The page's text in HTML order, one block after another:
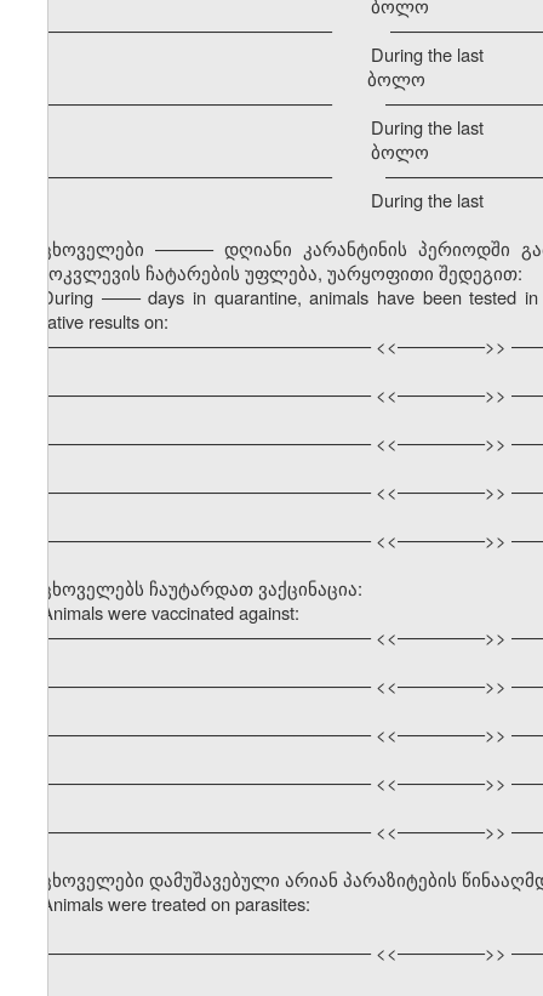
ბოლო
––––––––––––––––––––––––––––––
During the last
ბოლო
––––––––––––––––––––––––––––––
During the last
ბოლო
––––––––––––––––––––––––––––––
During the last
ცხოველები –––––– დღიანი კარანტინის პერიოდში
გამოკვლევის ჩატარების უფლება, უარყოფითი შედეგით:
During ––––days in quarantine, animals have been tested
negative results on:
–––––––––––––––––––––––––––––––––– <<–––––––––>>
–––––––––––––––––––––––––––––––––– <<–––––––––>>
–––––––––––––––––––––––––––––––––– <<–––––––––>>
–––––––––––––––––––––––––––––––––– <<–––––––––>>
–––––––––––––––––––––––––––––––––– <<–––––––––>>
ცხოველებს ჩაუტარდათ ვაქცინაცია:
Animals were vaccinated against:
–––––––––––––––––––––––––––––––––– <<–––––––––>>
–––––––––––––––––––––––––––––––––– <<–––––––––>>
–––––––––––––––––––––––––––––––––– <<–––––––––>>
–––––––––––––––––––––––––––––––––– <<–––––––––>>
–––––––––––––––––––––––––––––––––– <<–––––––––>>
ცხოველები დამუშავებული არიან პარაზიტების
Animals were treated on parasites:
–––––––––––––––––––––––––––––––––– <<–––––––––>>